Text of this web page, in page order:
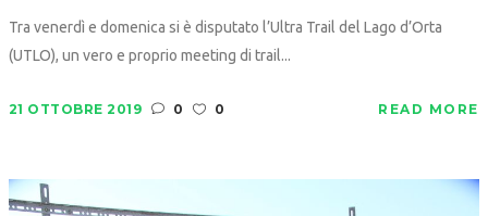
Tra venerdì e domenica si è disputato l’Ultra Trail del Lago d’Orta
(UTLO), un vero e proprio meeting di trail...
21 OTTOBRE 2019 0 0 READ MORE